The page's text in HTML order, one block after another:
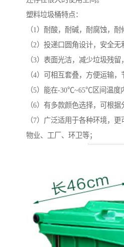
塑料垃圾桶特点：
（1）耐酸，耐碱，耐腐蚀，耐
（2）投递口圆角设计，安全无
（3）表面光洁，减少垃圾残留
（4）可相互套叠，方便运输，
（5）能在-30℃~65℃区间温度
（6）有多款颜色选择，可根据
（7）广泛适用于各种环境，
物业、工厂、环卫等；